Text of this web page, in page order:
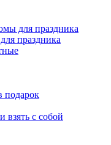
для праздника
праздника
подарок
взять с собой